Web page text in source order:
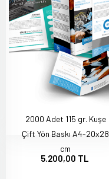
2000 Adet 115 gr. Kuşe
Çift Yön Baskı A4-20x28
cm
5.200,00 TL